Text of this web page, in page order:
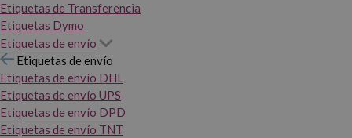
Etiquetas de Transferencia
Etiquetas Dymo
Etiquetas de envío
Etiquetas de envío
Etiquetas de envío DHL
Etiquetas de envío UPS
Etiquetas de envío DPD
Etiquetas de envío TNT